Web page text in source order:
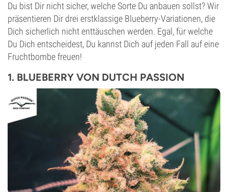
Du bist Dir nicht sicher, welche Sorte Du anbauen sollst? Wir
präsentieren Dir drei erstklassige Blueberry-Variationen, die
Dich sicherlich nicht enttäuschen werden. Egal, für welche
Du Dich entscheidest, Du kannst Dich auf jeden Fall auf eine
Fruchtbombe freuen!
1. BLUEBERRY VON DUTCH PASSION